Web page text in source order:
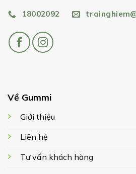
18002092
Về Gummi
Giới thiệu
Liên hệ
Tư vấn khách hàng